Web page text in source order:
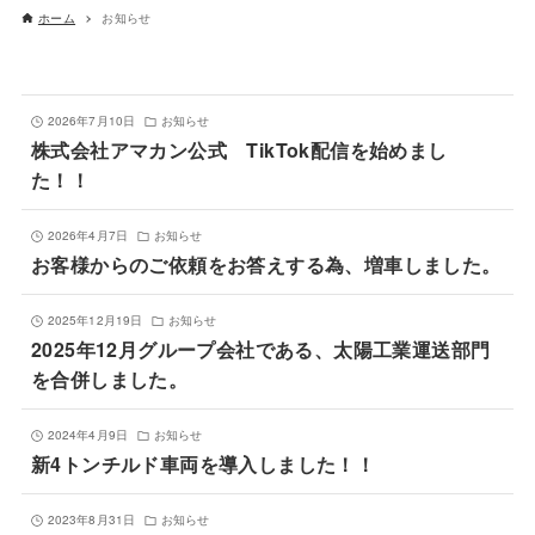
ホーム お知らせ
2026年7月10日 お知らせ
株式会社アマカン公式 TikTok配信を始めまし
た！！
2026年4月7日 お知らせ
お客様からのご依頼をお答えする為、増車しました。
2025年12月19日 お知らせ
2025年12月グループ会社である、太陽工業運送部門
を合併しました。
2024年4月9日 お知らせ
新4トンチルド車両を導入しました！！
2023年8月31日 お知らせ